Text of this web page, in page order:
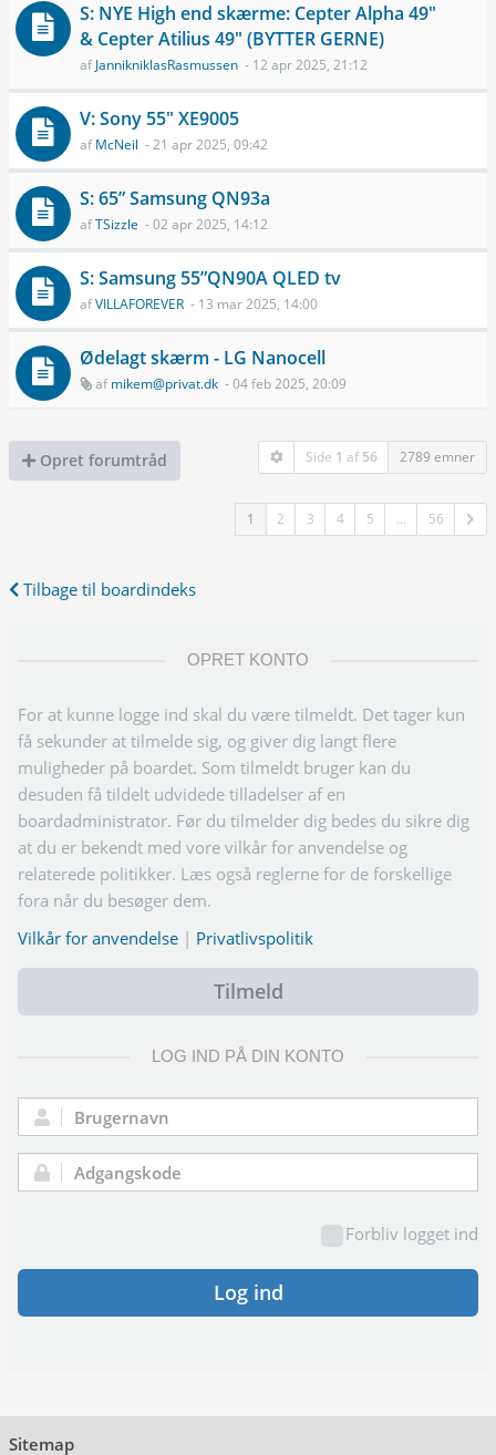
S: NYE High end skærme: Cepter Alpha 49"
& Cepter Atilius 49" (BYTTER GERNE)
afJannikniklasRasmussen - 12 apr 2025, 21:12
V: Sony 55" XE9005
afMcNeil - 21 apr 2025, 09:42
S: 65” Samsung QN93a
afTSizzle - 02 apr 2025, 14:12
S: Samsung 55”QN90A QLED tv
afVILLAFOREVER - 13 mar 2025, 14:00
Ødelagt skærm - LG Nanocell
afmikem@privat.dk - 04 feb 2025, 20:09
Opret forumtråd Side 1 af 56 2789 emner
1 2 3 4 5 … 56
Tilbage til boardindeks
OPRET KONTO
For at kunne logge ind skal du være tilmeldt. Det tager kun
få sekunder at tilmelde sig, og giver dig langt flere
muligheder på boardet. Som tilmeldt bruger kan du
desuden få tildelt udvidede tilladelser af en
boardadministrator. Før du tilmelder dig bedes du sikre dig
at du er bekendt med vore vilkår for anvendelse og
relaterede politikker. Læs også reglerne for de forskellige
fora når du besøger dem.
Vilkår for anvendelse | Privatlivspolitik
Tilmeld
LOG IND PÅ DIN KONTO
Brugernavn:
Adgangskode:
Forbliv logget ind
Log ind
Sitemap